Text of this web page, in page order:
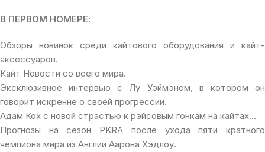
В ПЕРВОМ НОМЕРЕ:
Обзоры новинок среди кайтового оборудования и кайт-
аксессуаров.
Кайт Новости со всего мира.
Эксклюзивное интервью с Лу Уэймэном, в котором он
говорит искренне о своей прогрессии.
Адам Кох с новой страстью к рэйсовым гонкам на кайтах…
Прогнозы на сезон PKRA после ухода пяти кратного
чемпиона мира из Англии Аарона Хэдлоу.